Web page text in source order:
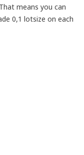
means you can
0,1 lotsize on each